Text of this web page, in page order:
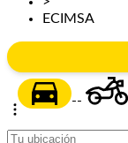
ECIMSA
--